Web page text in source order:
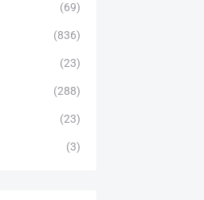
(69)
(836)
(23)
(288)
(23)
(3)